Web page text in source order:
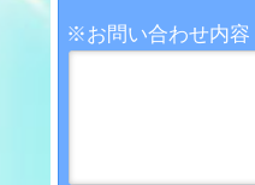
※お問い合わせ内容